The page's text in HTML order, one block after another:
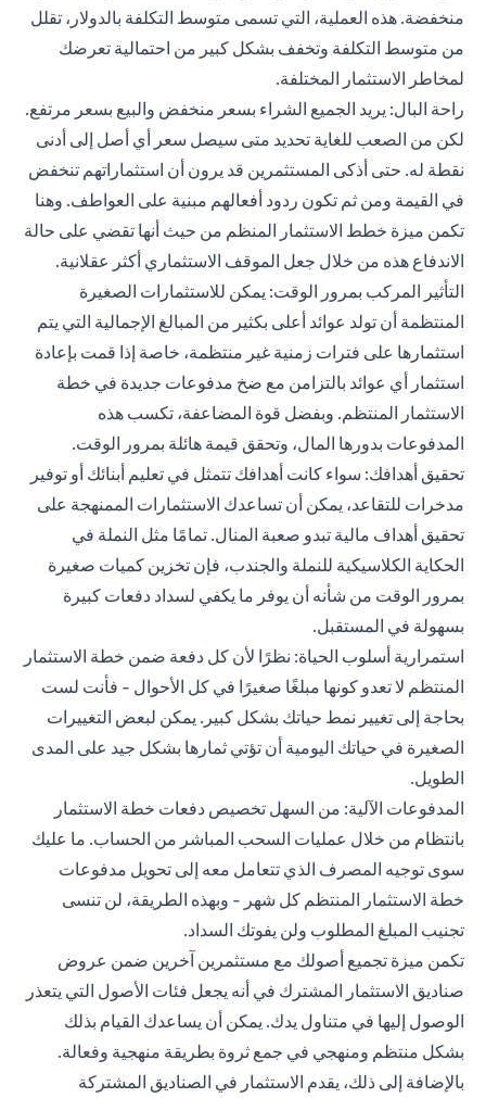
منخفضة. هذه العملية، التي تسمى متوسط التكلفة بالدولار، تقلل
من متوسط التكلفة وتخفف بشكل كبير من احتمالية تعرضك
لمخاطر الاستثمار المختلفة.
راحة البال: يريد الجميع الشراء بسعر منخفض والبيع بسعر مرتفع.
لكن من الصعب للغاية تحديد متى سيصل سعر أي أصل إلى أدنى
نقطة له. حتى أذكى المستثمرين قد يرون أن استثماراتهم تنخفض
في القيمة ومن ثم تكون ردود أفعالهم مبنية على العواطف. وهنا
تكمن ميزة خطط الاستثمار المنظم من حيث أنها تقضي على حالة
الاندفاع هذه من خلال جعل الموقف الاستثماري أكثر عقلانية.
التأثير المركب بمرور الوقت: يمكن للاستثمارات الصغيرة
المنتظمة أن تولد عوائد أعلى بكثير من المبالغ الإجمالية التي يتم
استثمارها على فترات زمنية غير منتظمة، خاصة إذا قمت بإعادة
استثمار أي عوائد بالتزامن مع ضخ مدفوعات جديدة في خطة
الاستثمار المنتظم. وبفضل قوة المضاعفة، تكسب هذه
المدفوعات بدورها المال، وتحقق قيمة هائلة بمرور الوقت.
تحقيق أهدافك: سواء كانت أهدافك تتمثل في تعليم أبنائك أو توفير
مدخرات للتقاعد، يمكن أن تساعدك الاستثمارات الممنهجة على
تحقيق أهداف مالية تبدو صعبة المنال. تمامًا مثل النملة في
الحكاية الكلاسيكية للنملة والجندب، فإن تخزين كميات صغيرة
بمرور الوقت من شأنه أن يوفر ما يكفي لسداد دفعات كبيرة
بسهولة في المستقبل.
استمرارية أسلوب الحياة: نظرًا لأن كل دفعة ضمن خطة الاستثمار
المنتظم لا تعدو كونها مبلغًا صغيرًا في كل الأحوال - فأنت لست
بحاجة إلى تغيير نمط حياتك بشكل كبير. يمكن لبعض التغييرات
الصغيرة في حياتك اليومية أن تؤتي ثمارها بشكل جيد على المدى
الطويل.
المدفوعات الآلية: من السهل تخصيص دفعات خطة الاستثمار
بانتظام من خلال عمليات السحب المباشر من الحساب. ما عليك
سوى توجيه المصرف الذي تتعامل معه إلى تحويل مدفوعات
خطة الاستثمار المنتظم كل شهر - وبهذه الطريقة، لن تنسى
تجنيب المبلغ المطلوب ولن يفوتك السداد.
تكمن ميزة تجميع أصولك مع مستثمرين آخرين ضمن عروض
صناديق الاستثمار المشترك في أنه يجعل فئات الأصول التي يتعذر
الوصول إليها في متناول يدك. يمكن أن يساعدك القيام بذلك
بشكل منتظم ومنهجي في جمع ثروة بطريقة منهجية وفعالة.
بالإضافة إلى ذلك، يقدم الاستثمار في الصناديق المشتركة